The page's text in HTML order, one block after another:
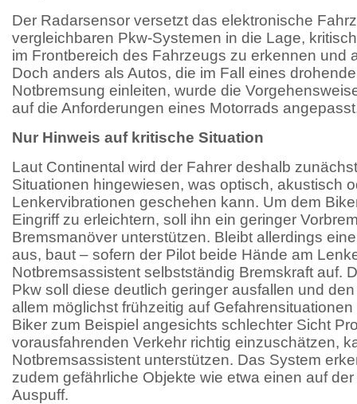
Der Radarsensor versetzt das elektronische
vergleichbaren Pkw-Systemen in die Lage,
im Frontbereich des Fahrzeugs zu erkennen und
Doch anders als Autos, die im Fall eines
Notbremsung einleiten, wurde die
auf die Anforderungen eines Motorrads
Nur Hinweis auf kritische Situation
Laut Continental wird der Fahrer deshalb
Situationen hingewiesen, was optisch, akustisch
Lenkervibrationen geschehen kann. Um dem
Eingriff zu erleichtern, soll ihn ein geringer
Bremsmanöver unterstützen. Bleibt allerdings
aus, baut – sofern der Pilot beide Hände am
Notbremsassistent selbstständig Bremskraft auf.
Pkw soll diese deutlich geringer ausfallen und
allem möglichst frühzeitig auf
Biker zum Beispiel angesichts schlechter Sicht
vorausfahrenden Verkehr richtig einzuschätzen,
Notbremsassistent unterstützen. Das System
zudem gefährliche Objekte wie etwa einen auf
Auspuff.